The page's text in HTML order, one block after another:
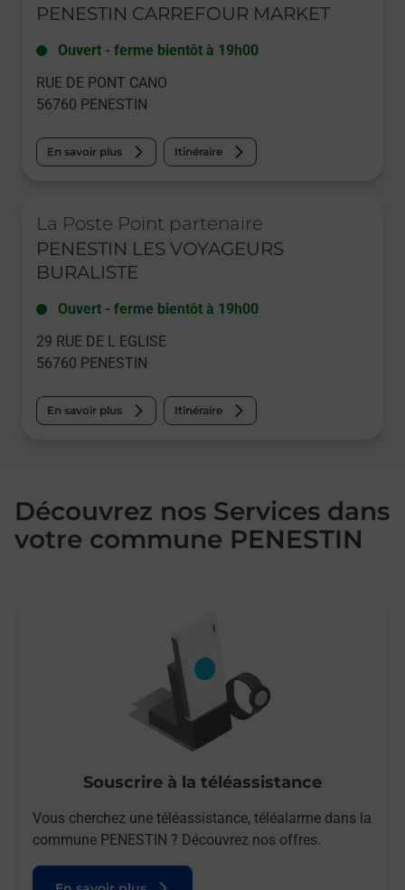
PENESTIN CARREFOUR MARKET
Ouvert - ferme bientôt à 19h00
RUE DE PONT CANO
56760 PENESTIN
En savoir plus Itinéraire
La Poste Point partenaire
PENESTIN LES VOYAGEURS
BURALISTE
Ouvert - ferme bientôt à 19h00
29 RUE DE L EGLISE
56760 PENESTIN
En savoir plus Itinéraire
Découvrez nos Services dans
votre commune PENESTIN
Souscrire à la téléassistance
Vous cherchez une téléassistance, téléalarme dans la
commune PENESTIN ? Découvrez nos offres.